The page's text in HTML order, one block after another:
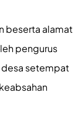
beserta alamat
pengurus
desa setempat